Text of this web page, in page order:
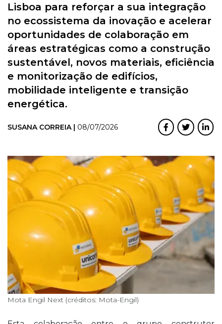
Lisboa para reforçar a sua integração
no ecossistema da inovação e acelerar
oportunidades de colaboração em
áreas estratégicas como a construção
sustentável, novos materiais, eficiência
e monitorização de edifícios,
mobilidade inteligente e transição
energética.
SUSANA CORREIA | 08/07/2026
Mota Engil Next (créditos: Mota-Engil)